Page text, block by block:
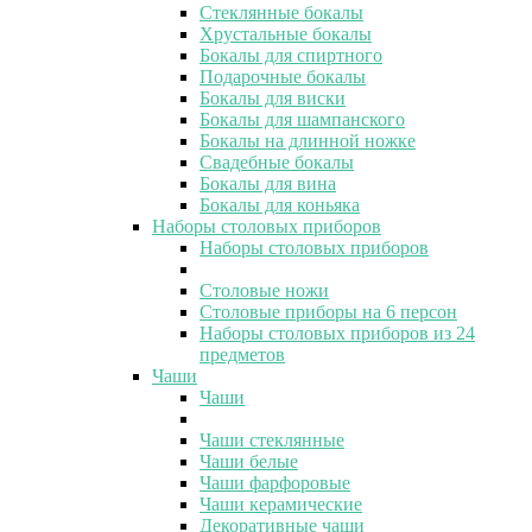
Стеклянные бокалы
Хрустальные бокалы
Бокалы для спиртного
Подарочные бокалы
Бокалы для виски
Бокалы для шампанского
Бокалы на длинной ножке
Свадебные бокалы
Бокалы для вина
Бокалы для коньяка
Наборы столовых приборов
Наборы столовых приборов
Столовые ножи
Столовые приборы на 6 персон
Наборы столовых приборов из 24
предметов
Чаши
Чаши
Чаши стеклянные
Чаши белые
Чаши фарфоровые
Чаши керамические
Декоративные чаши